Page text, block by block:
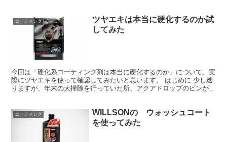
コーティング
ツヤエキは本当に硬化するのか試
してみた
今回は「硬化系コーティング剤は本当に硬化するのか」について、実
際にツヤエキを使って確認してみたいと思います。 はじめに 少し遡
りますが、年末の大掃除を行っていた所、アクアドロップのビンが出
コーティング
WILLSONの ウォッシュコート
を使ってみた